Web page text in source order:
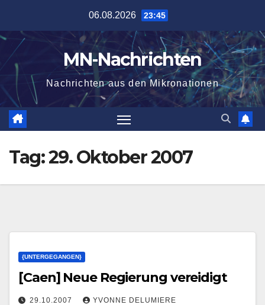
springen
06.08.2026 23:45
MN-Nachrichten
Nachrichten aus den Mikronationen
Tag:29. Oktober 2007
{UNTERGEGANGEN}
[Caen] Neue Regierung vereidigt
29.10.2007 YVONNE DELUMIERE